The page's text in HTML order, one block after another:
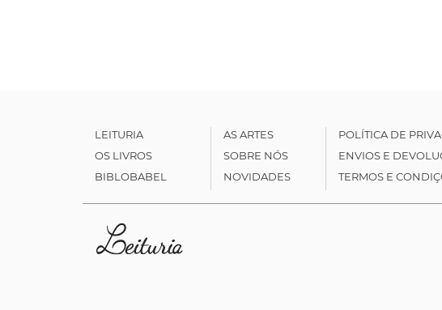
LEITURIA
OS LIVROS
BIBLOBABEL
AS ARTES
SOBRE NÓS
NOVIDADES
POLÍTICA DE
ENVIOS E
TERMOS E